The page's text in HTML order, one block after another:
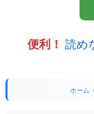
便利！ 読め
ホーム